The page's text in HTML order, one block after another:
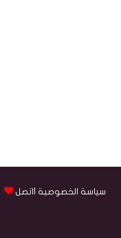
سياسة الخصوصية اتصل